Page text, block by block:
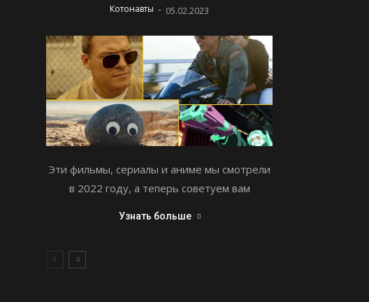
Котонавты - 05.02.2023
Эти фильмы, сериалы и аниме мы смотрели
в 2022 году, а теперь советуем вам
Узнать больше